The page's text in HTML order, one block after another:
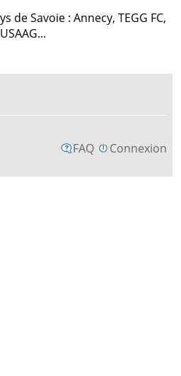
de Savoie : Annecy, TEGG FC,
USAAG...
FAQ Connexion